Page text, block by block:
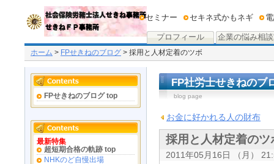
プロフィール 企業の悩み相
セミナー セキネ式かもネギ
ホーム > FPせきねのブログ > 採用と人材定着のツボ
FPせきねのブログ top
最新特集
超短期合格の軌跡 top
NHKのど自慢出場
FP社労士せきねのブ
blog page
お金に好かれる人の財布
採用と人材定着のツ
2011年05月16日 （月）